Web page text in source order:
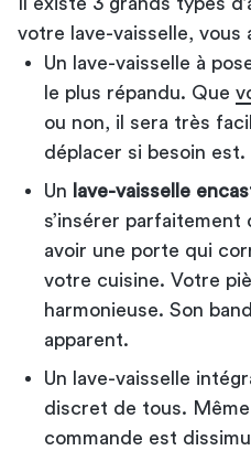
votre lave-vaisselle, vous
Un lave-vaisselle à
le plus répandu. Que
ou non, il sera très
déplacer si besoin est.
Un
lave-vaisselle
s’insérer
avoir une porte qui
votre cuisine. Votre
harmonieuse. Son
apparent.
Un lave-vaisselle
discret de tous.
commande est